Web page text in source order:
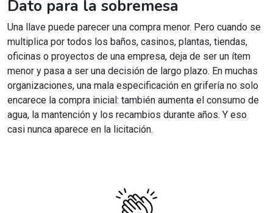
Dato para la sobremesa
Una llave puede parecer una compra menor. Pero cuando se
multiplica por todos los baños, casinos, plantas, tiendas,
oficinas o proyectos de una empresa, deja de ser un ítem
menor y pasa a ser una decisión de largo plazo. En muchas
organizaciones, una mala especificación en grifería no solo
encarece la compra inicial: también aumenta el consumo de
agua, la mantención y los recambios durante años. Y eso
casi nunca aparece en la licitación.